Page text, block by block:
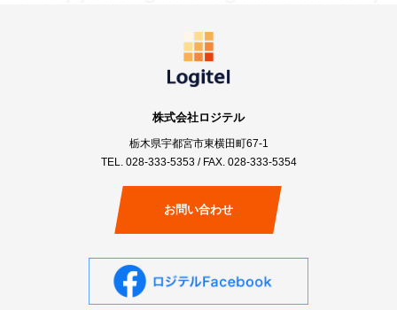
株式会社ロジテル
栃木県宇都宮市東横田町67-1
TEL. 028-333-5353 / FAX. 028-333-5354
お問い合わせ